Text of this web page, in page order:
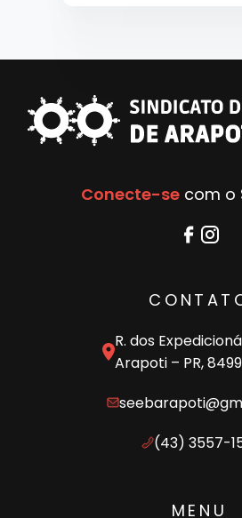
Conecte-secom o
R. dos
Arapoti – PR,
(43) 3557-
MENU